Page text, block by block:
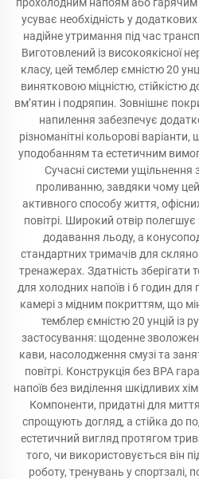
усуває необхідність у
надійне утримання під час
Виготовлений із високоякісної
класу, цей темблер ємністю 20
винятковою міцністю, стійкістю
вм’ятин і подряпин. Зовнішнє
напилення забезпечує
різноманітні кольорові
уподобанням та естетичним
Сучасні системи ущільнення
проливанню, завдяки чому
активного способу життя,
повітрі. Широкий отвір
додавання льоду, а
стандартних тримачів для
тренажерах. Здатність зберігати
для холодних напоїв і 6 годин
камері з мідним покриттям, що
темблер ємністю 20 унцій із
застосування: щоденне
кави, насолодження смузі та
повітрі. Конструкція без BPA
напоїв без виділення шкідливих
Компоненти, придатні для
спрощують догляд, а стійка до
естетичний вигляд протягом
того, чи використовується він
роботу, тренувань у спортзалі,